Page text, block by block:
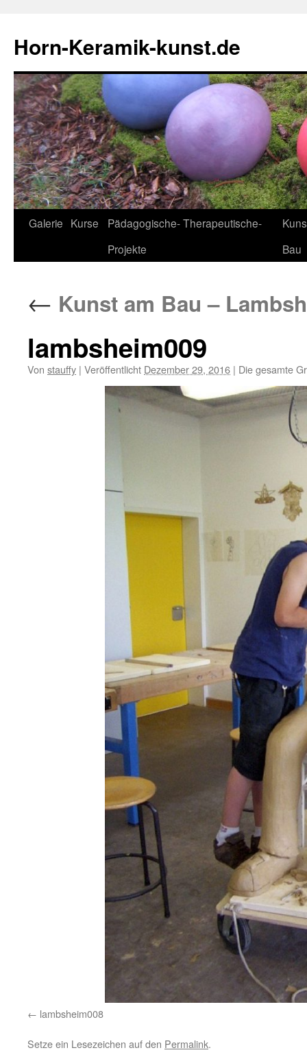
Horn-Keramik-kunst.de
Zum
Galerie Kurse
Pädagogische- Therapeutische-
Projekte
Bau
← Kunst am Bau –
lambsheim009
Von stauffy | Veröffentlicht Dezember 29, 2016 | Die gesamte
lambsheim008
Setze ein Lesezeichen auf den Permalink.